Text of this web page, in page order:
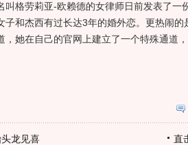
劳莉亚-欧赖德的女律师日前发表了一
子和杰西有过长达3年的婚外恋。更热闹
，她在自己的官网上建立了一个特殊通道
龙见喜 直